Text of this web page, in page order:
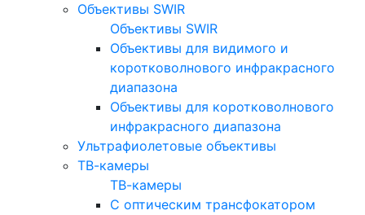
Объективы SWIR
Объективы SWIR
Объективы для видимого и
коротковолнового инфракрасного
диапазона
Объективы для коротковолнового
инфракрасного диапазона
Ультрафиолетовые объективы
ТВ-камеры
ТВ-камеры
С оптическим трансфокатором